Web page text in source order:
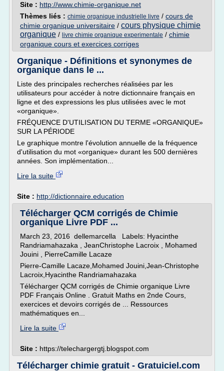
Site : http://www.chimie-organique.net
Thèmes liés : chimie organique industrielle livre / cours de
chimie organique universitaire / cours physique chimie
organique / livre chimie organique experimentale / chimie
organique cours et exercices corriges
Organique - Définitions et synonymes de
organique dans le ...
Liste des principales recherches réalisées par les
utilisateurs pour accéder à notre dictionnaire français en
ligne et des expressions les plus utilisées avec le mot
«organique».
FRÉQUENCE D'UTILISATION DU TERME «ORGANIQUE»
SUR LA PÉRIODE
Le graphique montre l'évolution annuelle de la fréquence
d'utilisation du mot «organique» durant les 500 dernières
années. Son implémentation...
Lire la suite
Site : http://dictionnaire.education
Télécharger QCM corrigés de Chimie
organique Livre PDF ...
March 23, 2016 dellemarcella Labels: Hyacinthe
Randriamahazaka , JeanChristophe Lacroix , Mohamed
Jouini , PierreCamille Lacaze
Pierre-Camille Lacaze,Mohamed Jouini,Jean-Christophe
Lacroix,Hyacinthe Randriamahazaka
Télécharger QCM corrigés de Chimie organique Livre
PDF Français Online . Gratuit Maths en 2nde Cours,
exercices et devoirs corrigés de ... Ressources
mathématiques en...
Lire la suite
Site : https://telechargergtj.blogspot.com
Télécharger chimie gratuit - Gratuiciel.com